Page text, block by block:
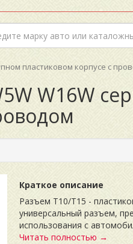
пластиковом корпусе с
W16W
Краткое описание
Разъем Т10/Т15 -
универсальный разъем,
использования с
Читать полностью →